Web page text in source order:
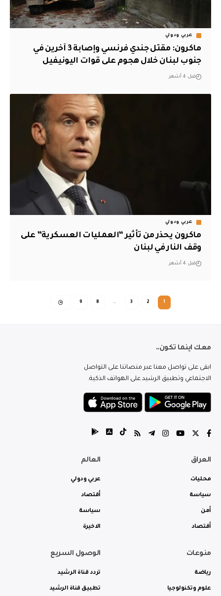
عربي ودولي
ماكرون: مقتل جندي فرنسي وإصابة 3 آخرين في
جنوب لبنان خلال هجوم على قوات اليونيفيل
قبل 4 أشهر
عربي ودولي
ماكرون يحذر من تأثير “العمليات العسكرية” على
وقف النار في لبنان
قبل 4 أشهر
1
2
3
…
8
9
معك اينما تكون..
ابقى على تواصل معنا عبر منصاتنا على التواصل
الاجتماعي وتطبيق الرشيد على الهواتف الذكية.
العراق
محليات
سياسة
أمن
أقتصاد
العالم
عربي ودولي
أقتصاد
سياسة
الاخيرة
منوعات
رياضة
علوم وتكنولوجيا
الوصول السريع
تردد قناة الرشيد
تطبيق قناة الرشيد